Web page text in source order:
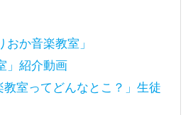
か音楽教室」
」紹介動画
教室ってどんなとこ？」生徒